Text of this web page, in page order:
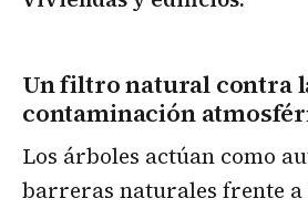
Un filtro natural contra
contaminación
Los árboles actúan como
barreras naturales frente a